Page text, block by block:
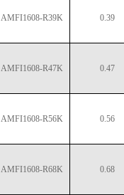
AMFI1608-R39K 0.39
AMFI1608-R47K 0.47
AMFI1608-R56K 0.56
AMFI1608-R68K 0.68